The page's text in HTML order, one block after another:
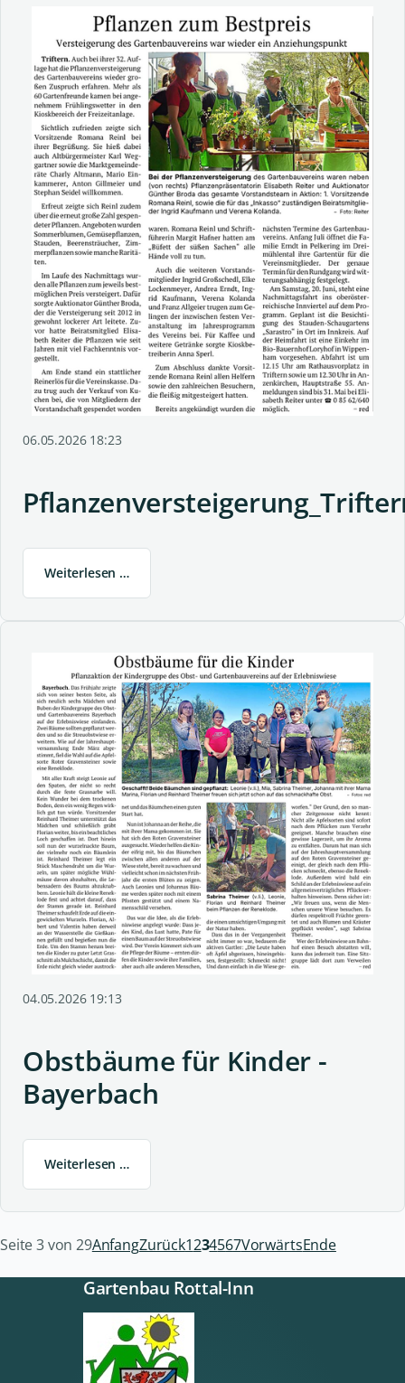
06.05.2026 18:23
Weiterlesen …
04.05.2026 19:13
Obstbäume für Kinder -
Bayerbach
Weiterlesen …
Seite 3 von 29AnfangZurück1234567VorwärtsEnde
Gartenbau Rottal-Inn